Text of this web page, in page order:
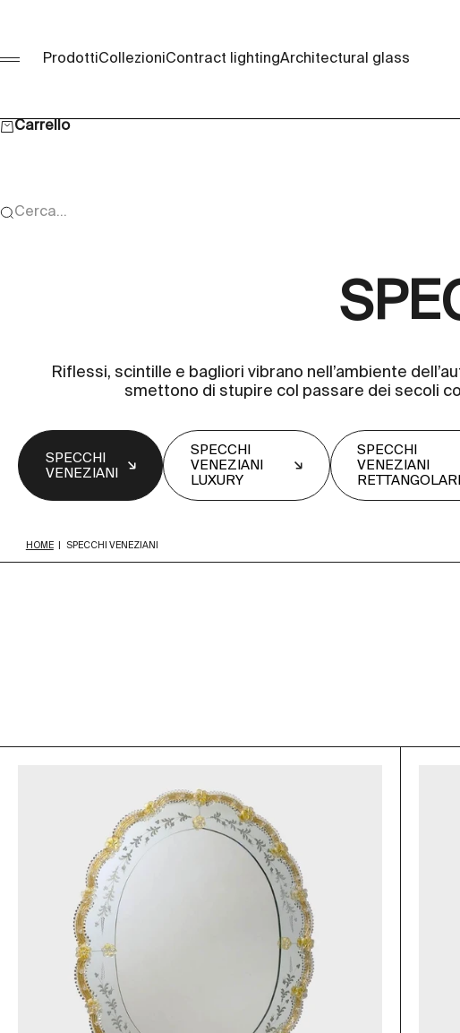
Menù
ProdottiCollezioniContract lightingArchitectural glass
Carrello
Cerca...
Riflessi, scintille e bagliori vibrano nell’ambiente
smettono di stupire col passare dei secoli
SPECCHI
VENEZIANI
SPECCHI
VENEZIANI
LUXURY
SPECCHI
VENEZIANI
RETTANGOLARI
HOME SPECCHI VENEZIANI